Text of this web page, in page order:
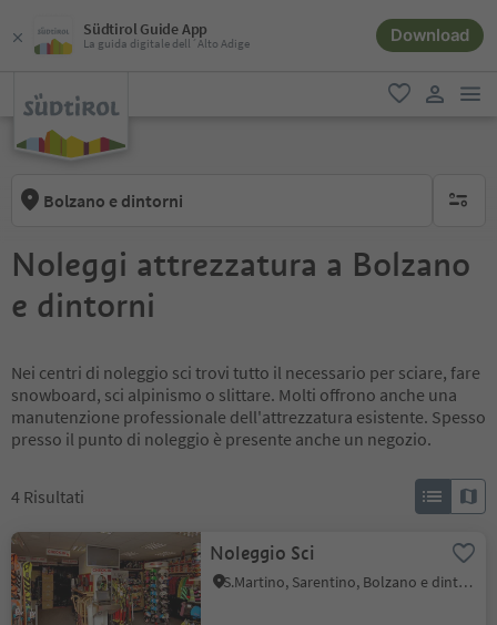
Südtirol Guide App
La guida digitale dell´Alto Adige Download
favoriti
Bolzano e dintorni
Noleggi attrezzatura a Bolzano
e dintorni
Nei centri di noleggio sci trovi tutto il necessario per sciare, fare
snowboard, sci alpinismo o slittare. Molti offrono anche una
manutenzione professionale dell'attrezzatura esistente. Spesso
presso il punto di noleggio è presente anche un negozio.
4 Risultati
Noleggio Sci
S.Martino, Sarentino, Bolzano e dintorni